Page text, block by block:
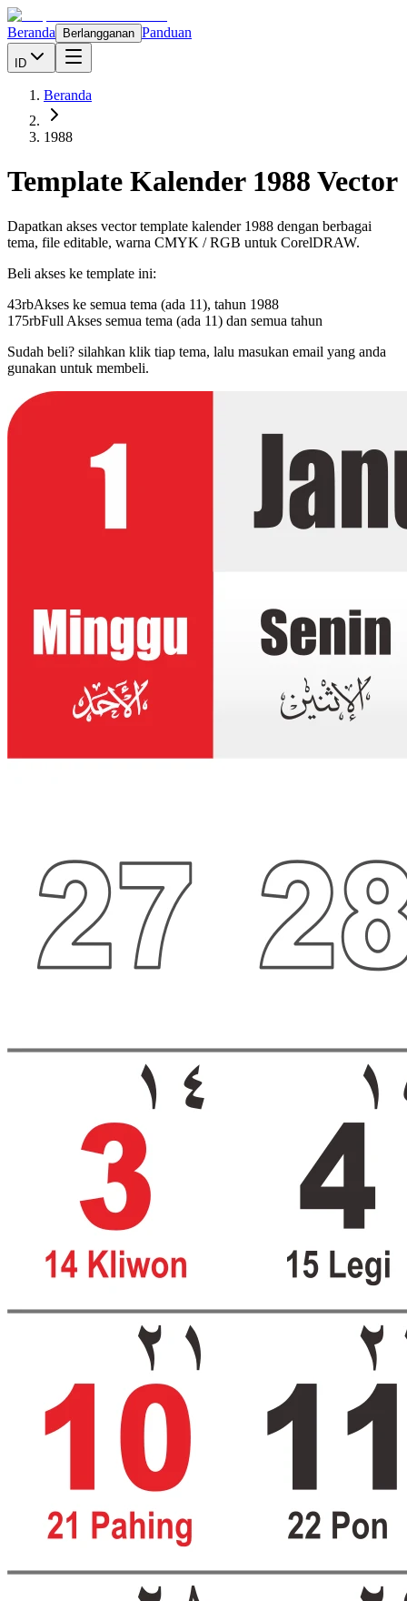
Beranda Berlangganan Panduan
ID
Beranda
1988
Template Kalender 1988 Vector
Dapatkan akses vector template kalender 1988 dengan berbagai
tema, file editable, warna CMYK / RGB untuk CorelDRAW.
Beli akses ke template ini:
43rbAkses ke semua tema (ada 11), tahun 1988
175rbFull Akses semua tema (ada 11) dan semua tahun
Sudah beli? silahkan klik tiap tema, lalu masukan email yang anda
gunakan untuk membeli.